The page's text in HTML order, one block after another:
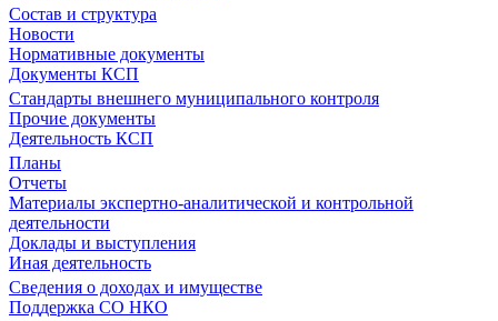
Состав и структура
Новости
Нормативные документы
Документы КСП
Стандарты внешнего муниципального контроля
Прочие документы
Деятельность КСП
Планы
Отчеты
Материалы экспертно-аналитической и контрольной
деятельности
Доклады и выступления
Иная деятельность
Сведения о доходах и имуществе
Поддержка СО НКО